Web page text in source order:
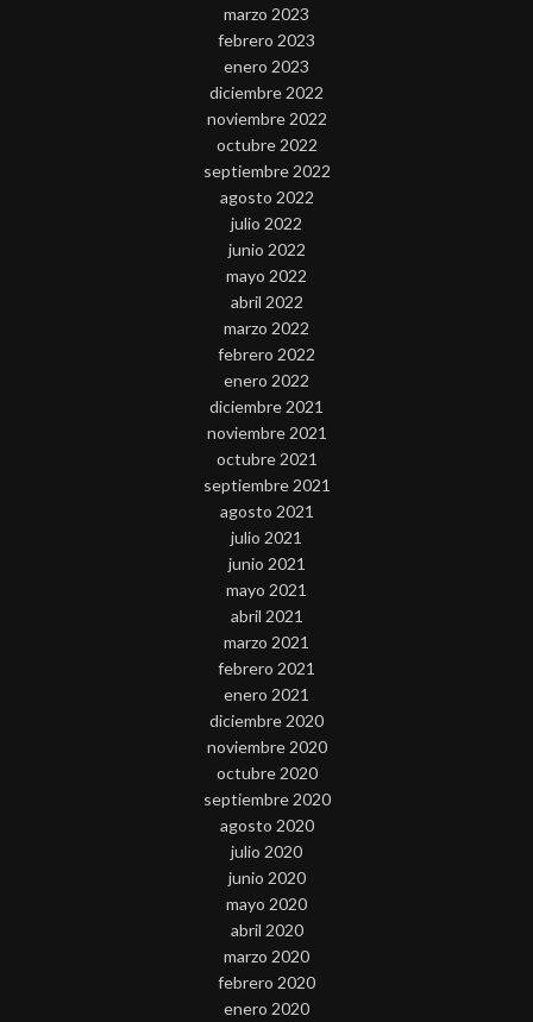
marzo 2023
febrero 2023
enero 2023
diciembre 2022
noviembre 2022
octubre 2022
septiembre 2022
agosto 2022
julio 2022
junio 2022
mayo 2022
abril 2022
marzo 2022
febrero 2022
enero 2022
diciembre 2021
noviembre 2021
octubre 2021
septiembre 2021
agosto 2021
julio 2021
junio 2021
mayo 2021
abril 2021
marzo 2021
febrero 2021
enero 2021
diciembre 2020
noviembre 2020
octubre 2020
septiembre 2020
agosto 2020
julio 2020
junio 2020
mayo 2020
abril 2020
marzo 2020
febrero 2020
enero 2020